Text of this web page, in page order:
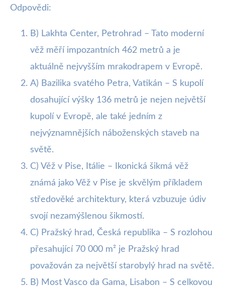
Odpovědi:
B) Lakhta Center, Petrohrad – Tato moderní
věž měří impozantních 462 metrů a je
aktuálně nejvyšším mrakodrapem v Evropě.
A) Bazilika svatého Petra, Vatikán – S kupolí
dosahující výšky 136 metrů je nejen největší
kupolí v Evropě, ale také jedním z
nejvýznamnějších náboženských staveb na
světě.
C) Věž v Pise, Itálie – Ikonická šikmá věž
známá jako Věž v Pise je skvělým příkladem
středověké architektury, která vzbuzuje údiv
svojí nezamýšlenou šikmostí.
C) Pražský hrad, Česká republika – S rozlohou
přesahující 70 000 m² je Pražský hrad
považován za největší starobylý hrad na světě.
B) Most Vasco da Gama, Lisabon – S celkovou